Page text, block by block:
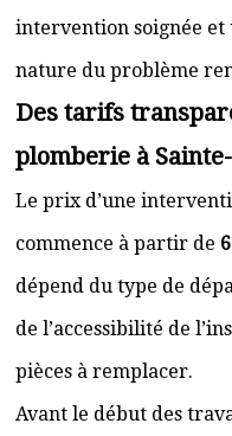
intervention soignée et
nature du problème
Des tarifs
plomberie à
Le prix d’une
commence à partir de
dépend du type de
de l’accessibilité de
pièces à remplacer.
Avant le début des